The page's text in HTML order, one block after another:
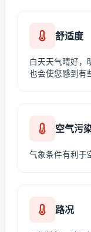
舒适度
白天天气晴好，
也会使您感到有
空气污
气象条件有利于
路况